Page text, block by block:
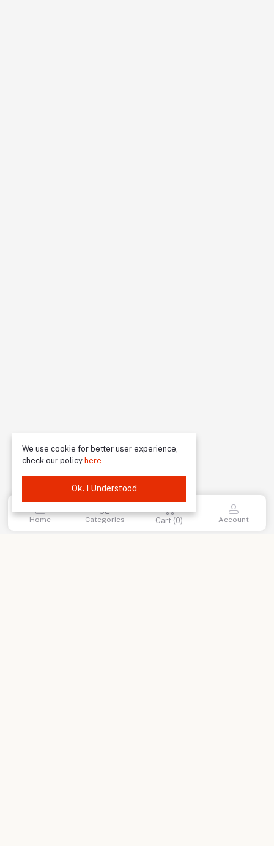
Home Categories Cart (0) Account
We use cookie for better user experience,
check our policy here
Ok. I Understood